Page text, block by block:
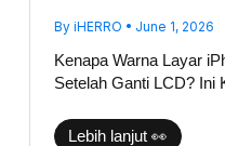
By iHERRO • June 1, 2026
Kenapa Warna Layar
Setelah Ganti LCD? Ini
Kekuningan
Ganti
LCD?
Ini
Teknisi
Kami
Lebih lanjut 👀